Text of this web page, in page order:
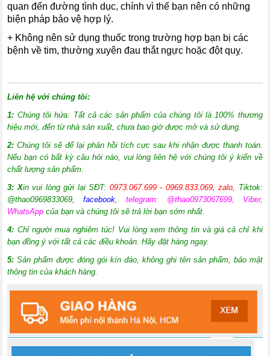
quan đến đường tình dục, chính vì thế bạn nên có những
biện pháp bảo vệ hợp lý.
+ Không nên sử dụng thuốc trong trường hợp bạn bị các
bệnh về tim, thường xuyên đau thắt ngực hoặc đột quỵ.
Liên hệ với chúng tôi:
1: Chúng tôi hứa: Tất cả các sản phẩm của chúng tôi là 100% thương
hiệu mới, đến từ nhà sản xuất, chưa bao giờ được mở và sử dụng.
2: Chúng tôi sẽ để lại phản hồi tích cực sau khi nhận được thanh toán.
Nếu bạn có bất kỳ câu hỏi nào, vui lòng liên hệ với chúng tôi ý kiến về
chất lượng sản phẩm.
3: Xin vui lòng gửi lại SĐT: 0973.067.699 - 0969.833.069, zalo, Tiktok:
@thao0969833069 ,facebook ,telegram: @thao0973067699, Viber,
WhatsAppcủa bạn và chúng tôi sẽ trả lời bạn sớm nhất.
4: Chỉ người mua nghiêm túc! Vui lòng xem thông tin và giá cả chỉ khi
bạn đồng ý với tất cả các điều khoản. Hãy đặt hàng ngay.
5: Sản phẩm được đóng gói kín đáo, không ghi tên sản phẩm, bảo mật
thông tin của khách hàng.